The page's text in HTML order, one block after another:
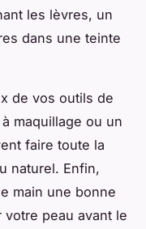
les lèvres, un
dans une teinte
de vos outils de
maquillage ou un
faire toute la
naturel. Enfin,
main une bonne
peau avant le